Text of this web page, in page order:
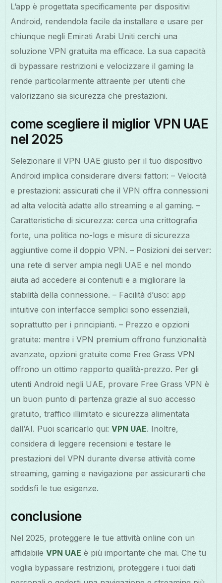
L’app è progettata specificamente per dispositivi
Android, rendendola facile da installare e usare per
chiunque negli Emirati Arabi Uniti cerchi una
soluzione VPN gratuita ma efficace. La sua capacità
di bypassare restrizioni e velocizzare il gaming la
rende particolarmente attraente per utenti che
valorizzano sia sicurezza che prestazioni.
come scegliere il miglior VPN UAE
nel 2025
Selezionare il VPN UAE giusto per il tuo dispositivo
Android implica considerare diversi fattori: – Velocità
e prestazioni: assicurati che il VPN offra connessioni
ad alta velocità adatte allo streaming e al gaming. –
Caratteristiche di sicurezza: cerca una crittografia
forte, una politica no-logs e misure di sicurezza
aggiuntive come il doppio VPN. – Posizioni dei server:
una rete di server ampia negli UAE e nel mondo
aiuta ad accedere ai contenuti e a migliorare la
stabilità della connessione. – Facilità d’uso: app
intuitive con interfacce semplici sono essenziali,
soprattutto per i principianti. – Prezzo e opzioni
gratuite: mentre i VPN premium offrono funzionalità
avanzate, opzioni gratuite come Free Grass VPN
offrono un ottimo rapporto qualità-prezzo. Per gli
utenti Android negli UAE, provare Free Grass VPN è
un buon punto di partenza grazie al suo accesso
gratuito, traffico illimitato e sicurezza alimentata
dall’AI. Puoi scaricarlo qui:VPN UAE. Inoltre,
considera di leggere recensioni e testare le
prestazioni del VPN durante diverse attività come
streaming, gaming e navigazione per assicurarti che
soddisfi le tue esigenze.
conclusione
Nel 2025, proteggere le tue attività online con un
affidabileVPN UAE è più importante che mai. Che tu
voglia bypassare restrizioni, proteggere i tuoi dati